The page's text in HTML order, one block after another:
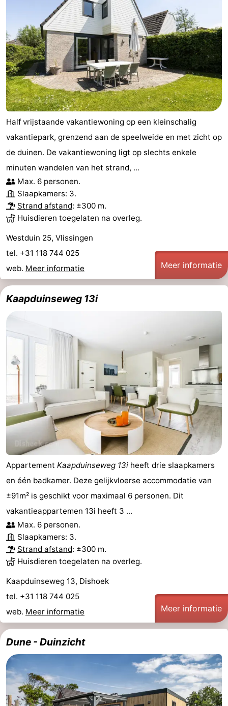
Musea
Monumenten
-
Uitkijkpunten
Attracties
-
Speeltuinen
-
Binnenspeeltuinen
-
Bowlen
Wellness
centra
Dorpen
&
Natuur
Sporten
-
Zwembaden
-
Paardrijden
-
Golfbanen
en
drinken
Evenementen
Ringrijden
Praktisch
Forum
Route
-
Parkeren
Reisboekenwinkel
Nieuws
Medische
Zeeland
Schouwen-
Duiveland
-
Renesse
-
Brouwershaven
Half vrijstaande vakantiewoning op een kleinschalig
vakantiepark, grenzend aan de speelweide en met zicht op
de duinen. De vakantiewoning ligt op slechts enkele
minuten wandelen van het strand, ...
Max. 6 personen.
Slaapkamers: 3.
Strand afstand: ±300 m.
Huisdieren toegelaten na overleg.
Westduin 25, Vlissingen
tel. +31 118 744 025
web. Meer informatie Meer informatie
Kaapduinseweg 13i
Appartement Kaapduinseweg 13i heeft drie slaapkamers
en één badkamer. Deze gelijkvloerse accommodatie van
±91m² is geschikt voor maximaal 6 personen. Dit
vakantieappartemen 13i heeft 3 ...
Max. 6 personen.
Slaapkamers: 3.
Strand afstand: ±300 m.
Huisdieren toegelaten na overleg.
Kaapduinseweg 13, Dishoek
tel. +31 118 744 025
web. Meer informatie Meer informatie
Dune - Duinzicht